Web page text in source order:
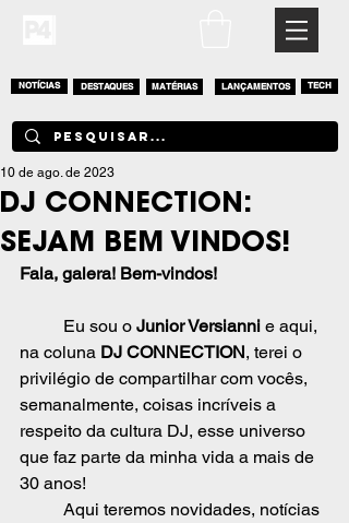
NOTÍCIAS DESTAQUES MATÉRIAS LANÇAMENTOS TECH
DJ CONNECTION:
SEJAM BEM VINDOS!
10 de ago. de 2023
Fala, galera! Bem-vindos!
	Eu sou o
Junior Versianni e aqui,
na coluna DJ CONNECTION, terei o
privilégio de compartilhar com vocês,
semanalmente, coisas incríveis a
respeito da cultura DJ, esse universo
que faz parte da minha vida a mais de
30 anos!